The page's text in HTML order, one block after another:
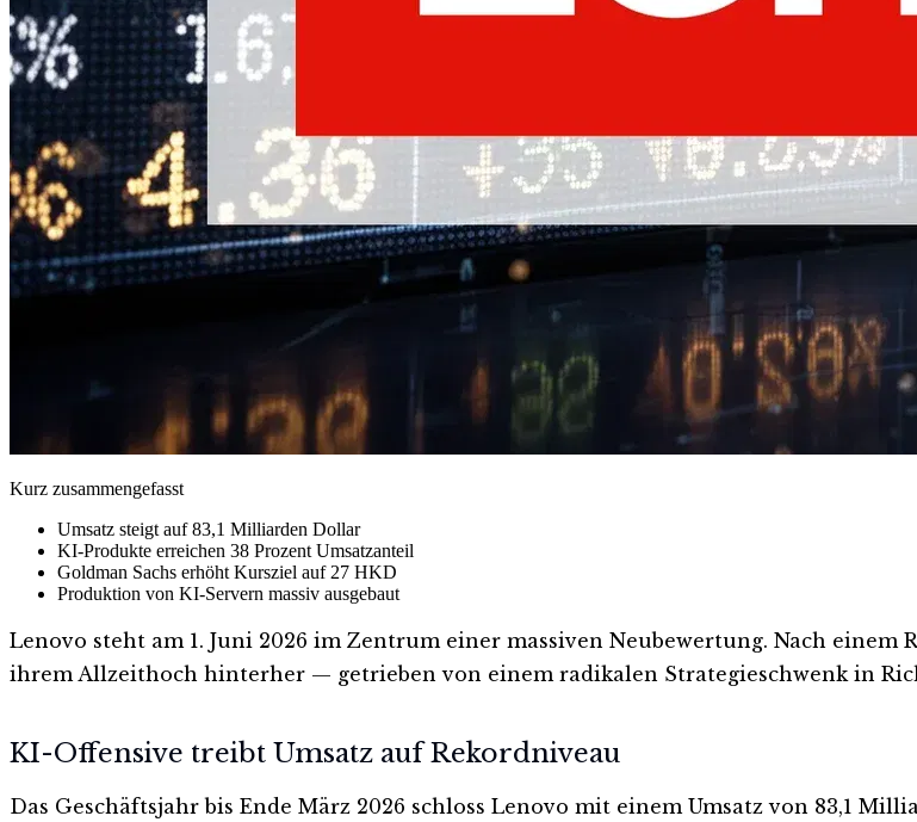
Kurz zusammengefasst
Umsatz steigt auf 83,1 Milliarden Dollar
KI-Produkte erreichen 38 Prozent Umsatzanteil
Goldman Sachs erhöht Kursziel auf 27 HKD
Produktion von KI-Servern massiv ausgebaut
Lenovo steht am 1. Juni 2026 im Zentrum einer massiven Neubewertung. Nach
ihrem Allzeithoch hinterher — getrieben von einem radikalen Strategieschwenk in
KI-Offensive treibt Umsatz auf Rekordniveau
Das Geschäftsjahr bis Ende März 2026 schloss Lenovo mit einem Umsatz von 83,1